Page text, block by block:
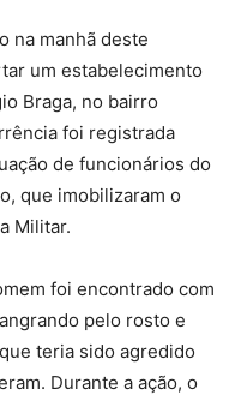
na manhã deste
um estabelecimento
Braga, no bairro
foi registrada
de funcionários do
que imobilizaram o
Militar.
foi encontrado com
pelo rosto e
teria sido agredido
Durante a ação, o